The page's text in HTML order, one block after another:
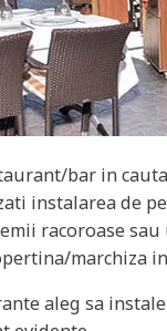
bar in
instalarea de
racoroase
marchiza
aleg sa